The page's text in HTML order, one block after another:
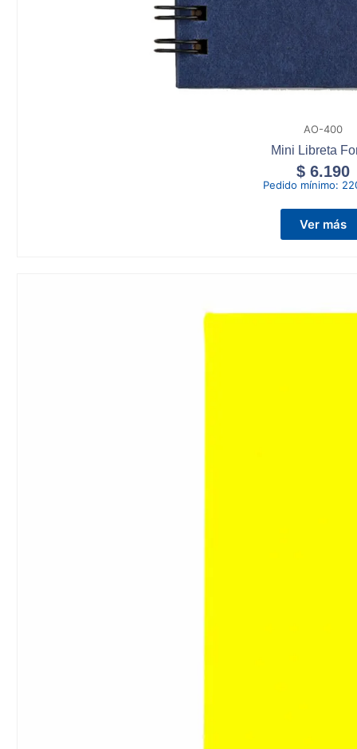
AO-400
Mini Libreta
$ 6.190
Pedido mínimo:
Ver más